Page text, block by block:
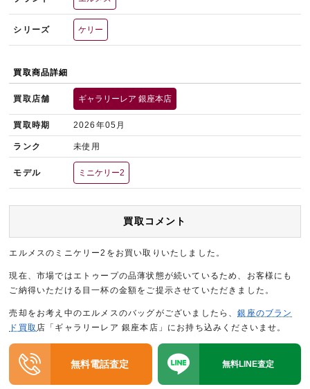
シリーズ ケリー
買取商品詳細
買取店舗 ギャラリーレア 銀座本店
買取時期 2026年05月
ランク 未使用
モデル ミニケリー2
買取コメント
エルメスのミニケリー2をお買い取りいたしました。
現在、市場ではエトゥープの品薄状態が続いているため、お客様にも
ご納得いただける目一杯の金額をご提示させていただきました。
売却をお考え中のエルメスのバッグがございましたら、銀座のブラン
ド買取 店「ギャラリーレア 銀座本店」にお持ち込みくださいませ。
無料電話査定 無料LINE査定